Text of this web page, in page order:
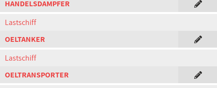
HANDELSDAMPFER
Lastschiff
OELTANKER
Lastschiff
OELTRANSPORTER